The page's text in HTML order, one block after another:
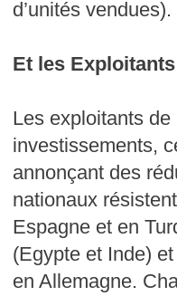
d’unités
Et les
Les exploitants
investissements,
annonçant des
nationaux
Espagne et en
(Egypte et Inde)
en Allemagne.